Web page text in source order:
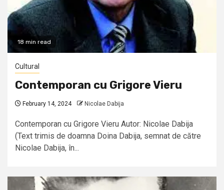
18 min read
Cultural
Contemporan cu Grigore Vieru
February 14, 2024 Nicolae Dabija
Contemporan cu Grigore Vieru Autor: Nicolae Dabija
(Text trimis de doamna Doina Dabija, semnat de către
Nicolae Dabija, în...